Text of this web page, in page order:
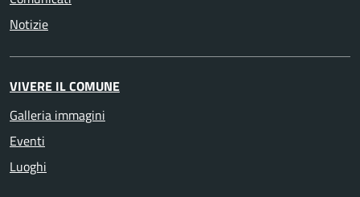
Notizie
VIVERE IL COMUNE
Galleria immagini
Eventi
Luoghi